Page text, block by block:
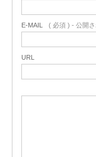
E-MAIL ( 必須 ) - 公開
URL